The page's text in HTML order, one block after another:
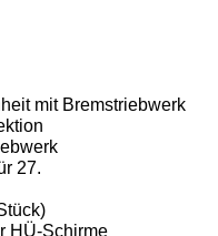
mit Brems­triebwerk
27.
HÜ-Schirme